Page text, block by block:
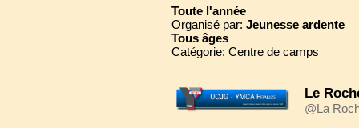
Toute l'année
Organisé par: Jeunesse ardente
Tous âges
Catégorie: Centre de camps
Le
@La